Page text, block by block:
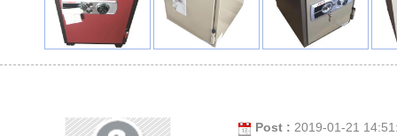
Post : 2019-01-21